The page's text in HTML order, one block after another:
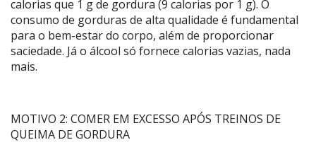
calorias que 1 g de gordura (9 calorias por 1 g). O
consumo de gorduras de alta qualidade é fundamental
para o bem-estar do corpo, além de proporcionar
saciedade. Já o álcool só fornece calorias vazias, nada
mais.
MOTIVO 2: COMER EM EXCESSO APÓS TREINOS DE
QUEIMA DE GORDURA